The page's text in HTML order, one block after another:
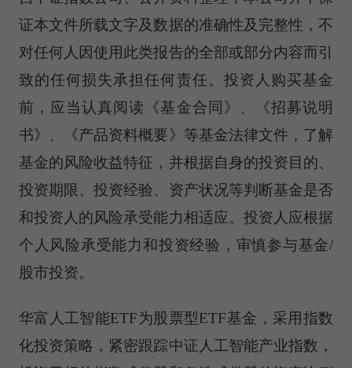
证本文件所载文字及数据的准确性及完整性，不
对任何人因使用此类报告的全部或部分内容而引
致的任何损失承担任何责任。投资人购买基金
前，应当认真阅读《基金合同》、《招募说明
书》、《产品资料概要》等基金法律文件，了解
基金的风险收益特征，并根据自身的投资目的、
投资期限、投资经验、资产状况等判断基金是否
和投资人的风险承受能力相适应。投资人应根据
个人风险承受能力和投资经验，审慎参与基金/
股市投资。
华富人工智能ETF为股票型ETF基金，采用指数
化投资策略，紧密跟踪中证人工智能产业指数，